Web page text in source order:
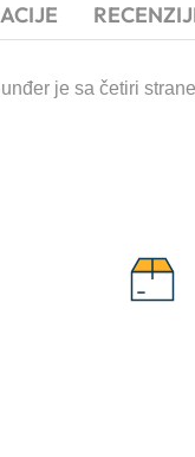
je sa četiri